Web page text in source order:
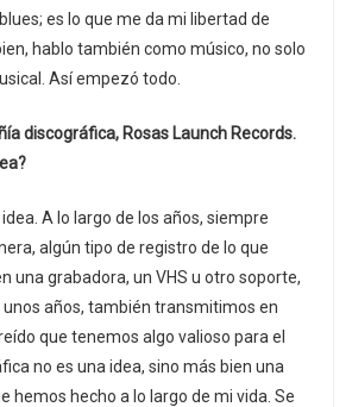
es lo que me da mi libertad de
hablo también como músico, no solo
Así empezó todo.
discográfica, Rosas Launch Records.
A lo largo de los años, siempre
algún tipo de registro de lo que
una grabadora, un VHS u otro soporte,
unos años, también transmitimos en
que tenemos algo valioso para el
no es una idea, sino más bien una
hemos hecho a lo largo de mi vida. Se